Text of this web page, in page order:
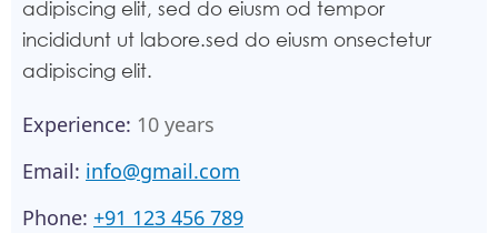
adipiscing elit, sed do eiusm od tempor
incididunt ut labore.sed do eiusm onsectetur
adipiscing elit.
Experience: 10 years
Email: info@gmail.com
Phone: +91 123 456 789